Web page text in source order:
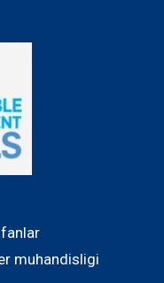
muhandisligi